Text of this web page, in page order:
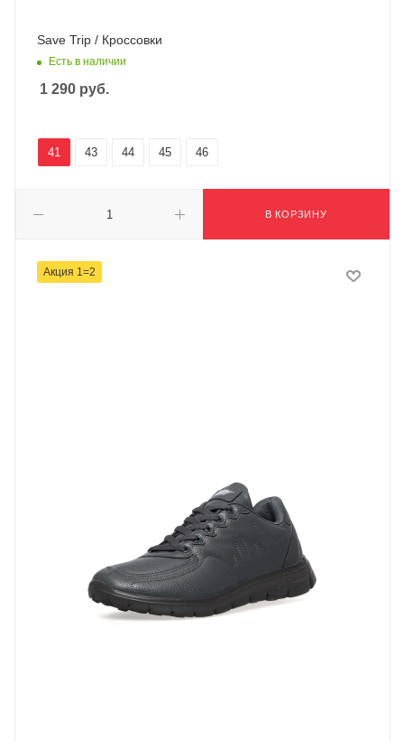
Save Trip / Кроссовки
Есть в наличии
1 290 руб.
В КОРЗИНУ
41 43 44 45 46
Акция 1=2